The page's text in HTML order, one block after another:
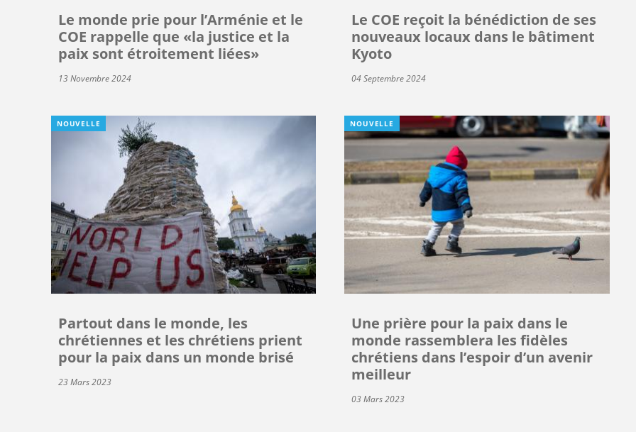
Le monde prie pour l’Arménie et le
COE rappelle que «la justice et la
paix sont étroitement liées»
13 Novembre 2024
Le COE reçoit la bénédiction de ses
nouveaux locaux dans le bâtiment
Kyoto
04 Septembre 2024
NOUVELLE
Partout dans le monde, les
chrétiennes et les chrétiens prient
pour la paix dans un monde brisé
23 Mars 2023
NOUVELLE
Une prière pour la paix dans le
monde rassemblera les fidèles
chrétiens dans l’espoir d’un avenir
meilleur
03 Mars 2023